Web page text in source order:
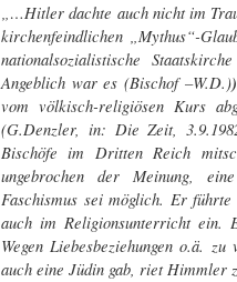
„…Hitler dachte auch nicht im
kirchenfeindlichen „Mythus“-
nationalsozialistische
Angeblich war es (Bischof –W.D.)
vom völkisch-religiösen Kurs
(G.Denzler, in: Die Zeit,
Bischöfe im Dritten Reich
ungebrochen der Meinung,
Faschismus sei möglich. Er
auch im Religionsunterricht ein.
Wegen Liebesbeziehungen o.ä.
auch eine Jüdin gab, riet Himmler